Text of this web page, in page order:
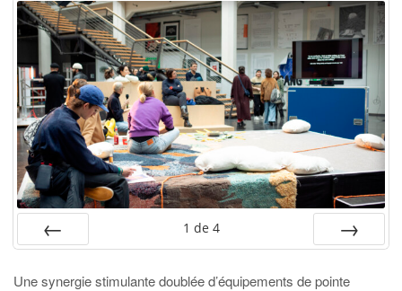
1 de 4
Une synergie stimulante doublée d’équipements de pointe